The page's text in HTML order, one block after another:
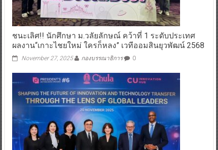
ชนะเลิศ!! นักศึกษา ม.วลัยลักษณ์ คว้าที่ 1 ระดับประเทศ
ผลงาน“เกาะไชยใหม่ ใครก็หลง” เวทีออมสินยุวพัฒน์ 2568
November 27, 2025 กองบรรณาธิการ 0